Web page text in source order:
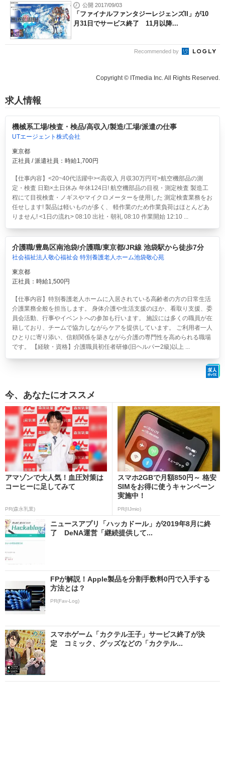
公開 2017/09/03
「ファイナルファンタジーレジェンズII」が10
月31日でサービス終了 11月以降...
Recommended by
Copyright © ITmedia Inc. All Rights Reserved.
求人情報
機械系工場/検査・検品/高収入/製造/工場/派遣の仕事
UTエージェント株式会社
東京都
正社員 / 派遣社員：時給1,700円
【仕事内容】<20~40代活躍中><高収入 月収30万円可>航空機部品の測
定・検査 日勤×土日休み 年休124日!航空機部品の目視・測定検査 製造工
程にて目視検査・ノギスやマイクロメーターを使用した 測定検査業務をお
任せします! 製品は軽いものが多く、 軽作業のため作業負荷はほとんどあ
りません! <1日の流れ> 08:10 出社・朝礼 08:10 作業開始 12:10 ...
介護職/豊島区南池袋/介護職/東京都/JR線 池袋駅から徒歩7分
社会福祉法人敬心福祉会 特別養護老人ホーム池袋敬心苑
東京都
正社員：時給1,500円
【仕事内容】特別養護老人ホームに入居されている高齢者の方の日常生活
介護業務全般を担当します。 身体介護や生活支援のほか、看取り支援、委
員会活動、行事やイベントへの参加も行います。 施設には多くの職員が在
籍しており、チームで協力しながらケアを提供しています。 ご利用者一人
ひとりに寄り添い、信頼関係を築きながら介護の専門性を高められる職場
です。 【経験・資格】介護職員初任者研修(旧ヘルパー2級)以上 ...
今、あなたにオススメ
アマゾンで大人気！血圧対策は
コーヒーに足してみて
PR(森永乳業)
スマホ2GBで月額850円～ 格安
SIMをお得に使うキャンペーン
実施中！
PR(IIJmio)
ニュースアプリ「ハッカドール」が2019年8月に終
了 DeNA運営「継続提供して...
FPが解説！Apple製品を分割手数料0円で入手する
方法とは？
PR(Fav-Log)
スマホゲーム「カクテル王子」サービス終了が決
定 コミック、グッズなどの「カクテル...